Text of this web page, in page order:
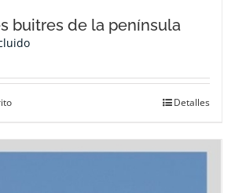
buitres de la península
Detalles